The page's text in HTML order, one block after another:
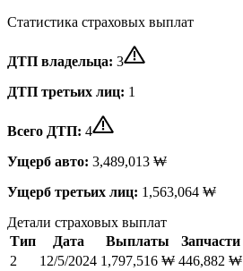
Статистика страховых выплат
ДТП владельца: 3
ДТП третьих лиц: 1
Всего ДТП: 4
Ущерб авто: 3,489,013 ₩
Ущерб третьих лиц: 1,563,064 ₩
Детали страховых выплат
Тип
Дата Выплаты Запчасти
2
12/5/2024 1,797,516 ₩ 446,882 ₩